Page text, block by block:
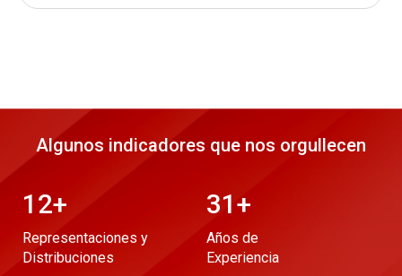
Algunos indicadores que nos orgullecen
12+
Representaciones y
Distribuciones
31+
Años de
Experiencia